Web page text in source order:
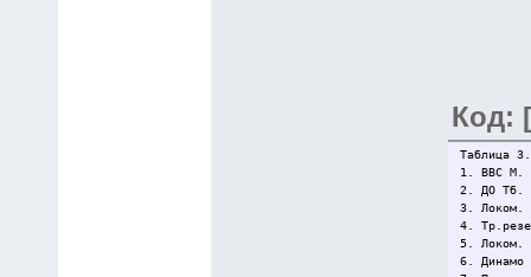
Код:
Таблица
1. ВВС М.
2. ДО Тб.
3.
4.
5.
6.